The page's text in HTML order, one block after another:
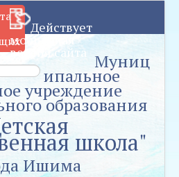
Действует
мобильная
версия сайта Муниц
ипальное
учреждение
образования
школа"
Ишима